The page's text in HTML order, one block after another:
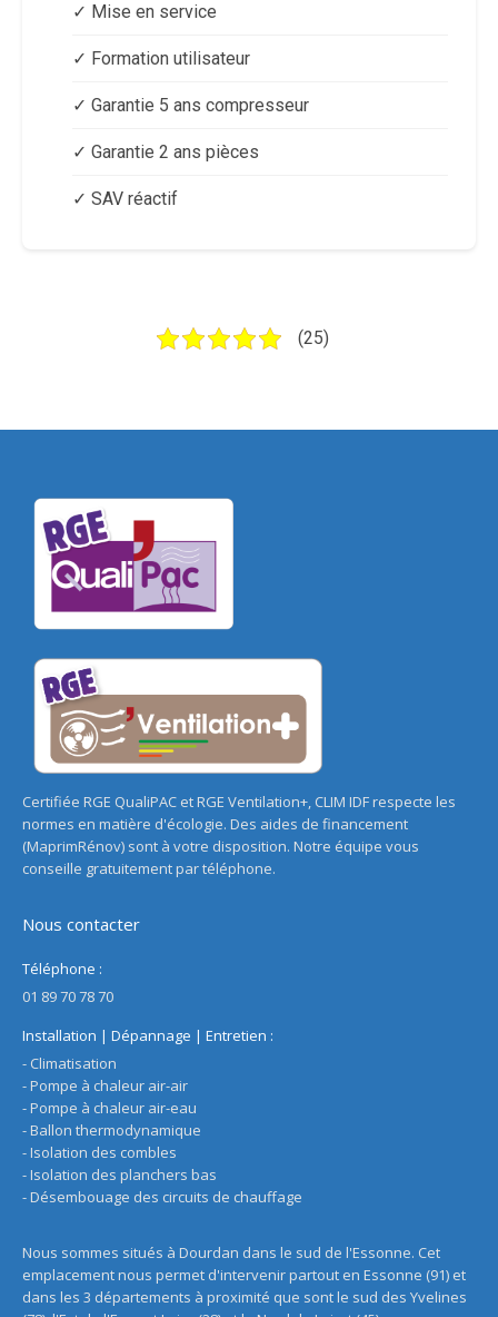
✓ Mise en service
✓ Formation utilisateur
✓ Garantie 5 ans compresseur
✓ Garantie 2 ans pièces
✓ SAV réactif
(25)
Certifiée RGE QualiPAC et RGE Ventilation+, CLIM IDF respecte les
normes en matière d'écologie. Des aides de financement
(MaprimRénov) sont à votre disposition. Notre équipe vous
conseille gratuitement par téléphone.
Nous contacter
Téléphone :
01 89 70 78 70
Installation | Dépannage | Entretien :
- Climatisation
- Pompe à chaleur air-air
- Pompe à chaleur air-eau
- Ballon thermodynamique
- Isolation des combles
- Isolation des planchers bas
- Désembouage des circuits de chauffage
Nous sommes situés à Dourdan dans le sud de l'Essonne. Cet
emplacement nous permet d'intervenir partout en Essonne (91) et
dans les 3 départements à proximité que sont le sud des Yvelines